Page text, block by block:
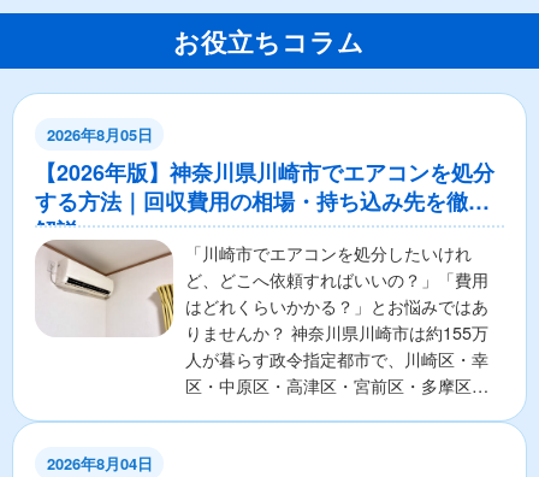
お役立ちコラム
2026年8月05日
【2026年版】神奈川県川崎市でエアコンを処分
する方法｜回収費用の相場・持ち込み先を徹底
解説
「川崎市でエアコンを処分したいけれ
ど、どこへ依頼すればいいの？」「費用
はどれくらいかかる？」とお悩みではあ
りませんか？ 神奈川県川崎市は約155万
人が暮らす政令指定都市で、川崎区・幸
区・中原区・高津区・宮前区・多摩区・
2026年8月04日